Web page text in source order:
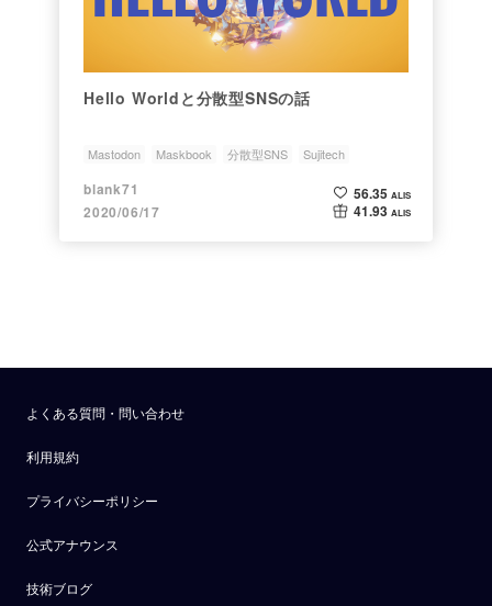
Hello Worldと分散型SNSの話
Mastodon Maskbook 分散型SNS Sujitech
blank71
2020/06/17
56.35 ALIS
41.93 ALIS
よくある質問・問い合わせ
利用規約
プライバシーポリシー
公式アナウンス
技術ブログ